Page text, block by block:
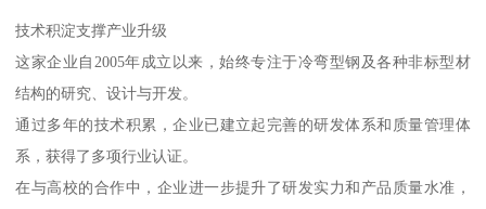
技术积淀支撑产业升级
这家企业自2005年成立以来，始终专注于冷弯型钢及各种非标型材
结构的研究、设计与开发。
通过多年的技术积累，企业已建立起完善的研发体系和质量管理体
系，获得了多项行业认证。
在与高校的合作中，企业进一步提升了研发实力和产品质量水准，